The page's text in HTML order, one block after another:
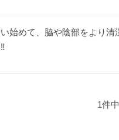
始めて、脇や陰部をより
1件中